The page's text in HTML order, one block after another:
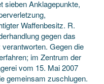
sieben Anklagepunkte,
Waffenbesitz. R.
gegen das
Gegen die
im Zentrum der
vom 15. Mai 2007
gemeinsam zuschlugen.